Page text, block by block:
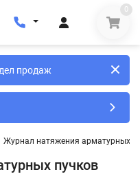
0
продаж
Журнал натяжения арматурных
пучков